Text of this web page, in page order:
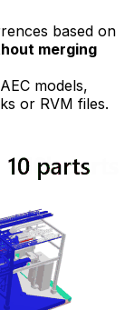
based on
merging
models,
or RVM files.